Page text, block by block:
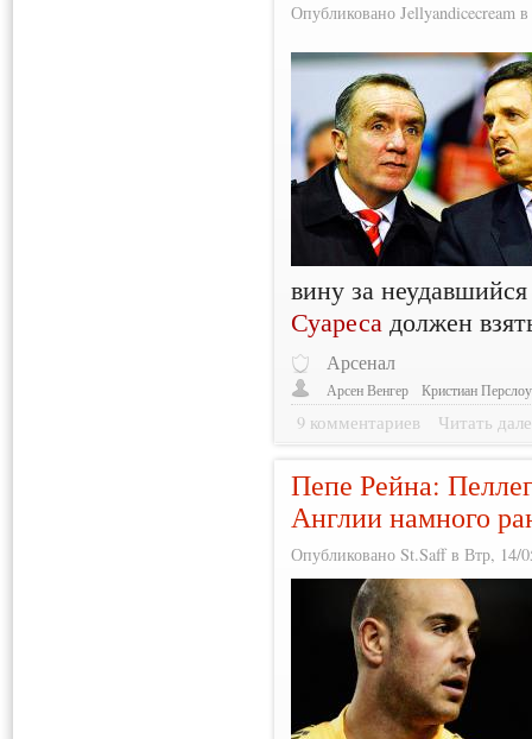
Опубликовано Jellyandicecream
вину за
Суареса должен
Арсенал
Арсен Венгер Кристиан Перслоу
9 комментариев Читать
Пепе Рейна:
Англии намного
Опубликовано St.Saff в Втр, 14/